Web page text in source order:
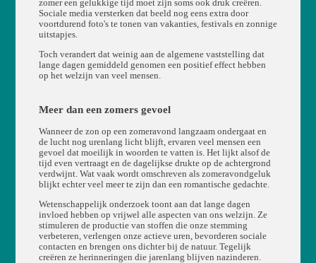
zomer een gelukkige tijd moet zijn soms ook druk creëren.
Sociale media versterken dat beeld nog eens extra door
voortdurend foto's te tonen van vakanties, festivals en zonnige
uitstapjes.
Toch verandert dat weinig aan de algemene vaststelling dat
lange dagen gemiddeld genomen een positief effect hebben
op het welzijn van veel mensen.
Meer dan een zomers gevoel
Wanneer de zon op een zomeravond langzaam ondergaat en
de lucht nog urenlang licht blijft, ervaren veel mensen een
gevoel dat moeilijk in woorden te vatten is. Het lijkt alsof de
tijd even vertraagt en de dagelijkse drukte op de achtergrond
verdwijnt. Wat vaak wordt omschreven als zomeravondgeluk
blijkt echter veel meer te zijn dan een romantische gedachte.
Wetenschappelijk onderzoek toont aan dat lange dagen
invloed hebben op vrijwel alle aspecten van ons welzijn. Ze
stimuleren de productie van stoffen die onze stemming
verbeteren, verlengen onze actieve uren, bevorderen sociale
contacten en brengen ons dichter bij de natuur. Tegelijk
creëren ze herinneringen die jarenlang blijven nazinderen.